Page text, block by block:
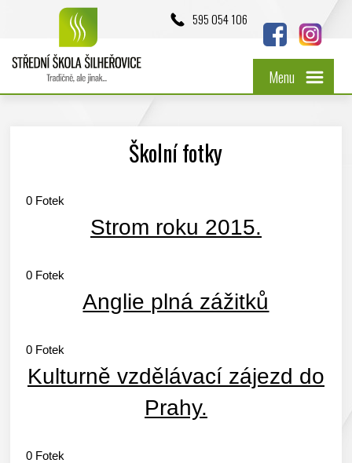
595 054 106
Menu
Školní fotky
0 Fotek
Strom roku 2015.
0 Fotek
Anglie plná zážitků
0 Fotek
Kulturně vzdělávací zájezd do
Prahy.
0 Fotek